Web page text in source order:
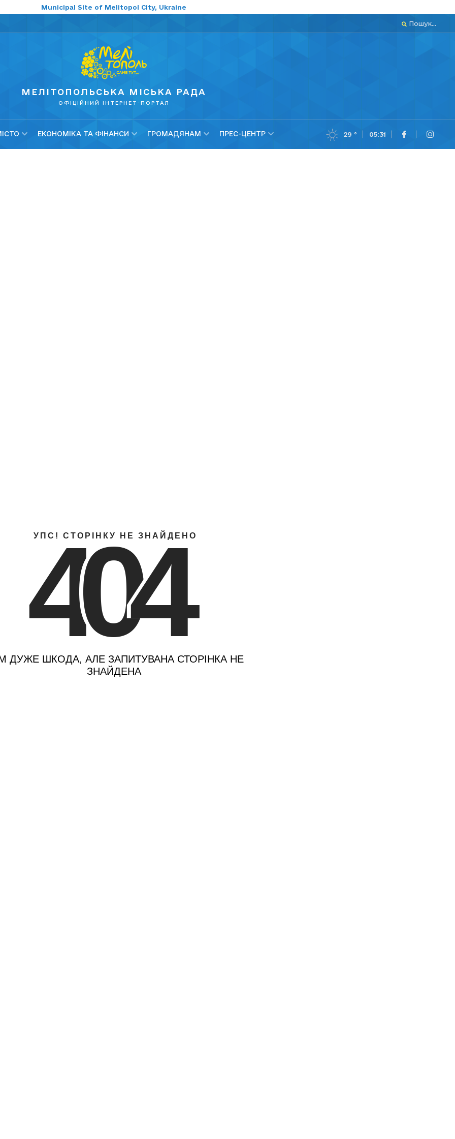
Municipal Site of Melitopol City, Ukraine
Пошук...
МЕЛІТОПОЛЬСЬКА МІСЬКА РАДА
ОФІЦІЙНИЙ ІНТЕРНЕТ-ПОРТАЛ
ЕКОНОМІКА ТА ФІНАНСИ ГРОМАДЯНАМ ПРЕС-ЦЕНТР 29 ° 05:31
УПС! СТОРІНКУ НЕ ЗНАЙДЕНО
404
ДУЖЕ ШКОДА, АЛЕ ЗАПИТУВАНА СТОРІНКА НЕ
ЗНАЙДЕНА